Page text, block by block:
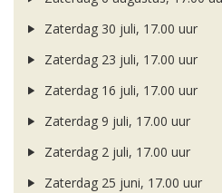
Zaterdag 30 juli, 17.00 uur
Zaterdag 23 juli, 17.00 uur
Zaterdag 16 juli, 17.00 uur
Zaterdag 9 juli, 17.00 uur
Zaterdag 2 juli, 17.00 uur
Zaterdag 25 juni, 17.00 uur